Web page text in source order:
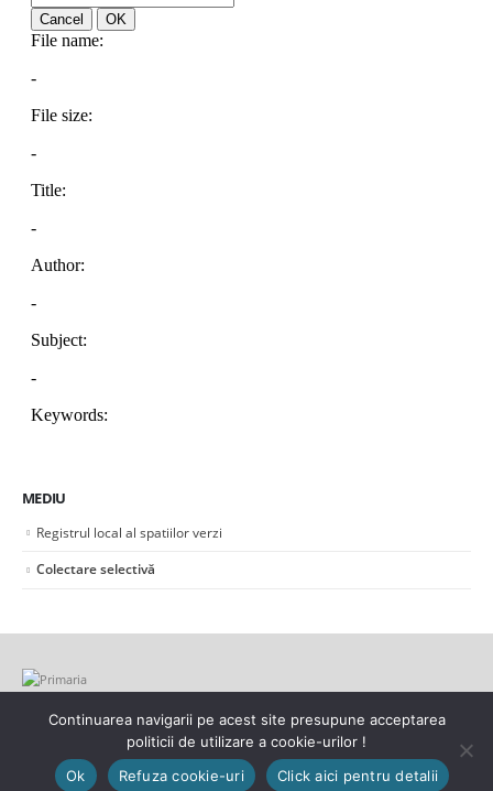
MEDIU
Registrul local al spatiilor verzi
Colectare selectivă
© Copyright 2021. Toate drepturile rezervate.
Continuarea navigarii pe acest site presupune acceptarea
politicii de utilizare a cookie-urilor !
Ok
Refuza cookie-uri Click aici pentru detalii